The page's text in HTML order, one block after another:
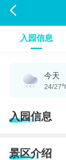

入园信息
今天
24/
入园信息
景区介绍